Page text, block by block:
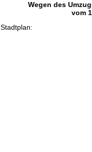
Wegen des
vom
Stadtplan: